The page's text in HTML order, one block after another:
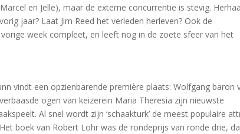
en Jelle), maar de externe concurrentie is stevig.
jaar? Laat Jim Reed het verleden herleven? Ook de
week compleet, en leeft nog in de zoete sfeer van het
vindt een opzienbarende première plaats: Wolfgang baron
ogen van keizerein Maria Theresia zijn nieuwste
Al snel wordt zijn ‘schaakturk’ de meest populaire
boek van Robert Lohr was de rondeprijs van ronde drie,